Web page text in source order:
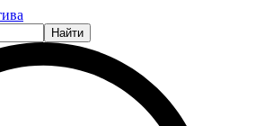
Найти